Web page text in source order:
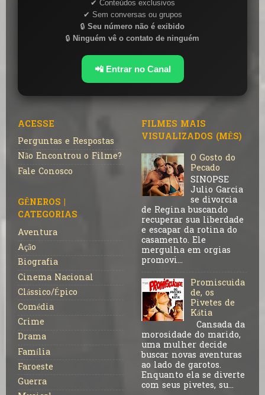
✔ Conteúdos exclusivos
✔ Sem conversas ou grupos
🔒 Seu número não é exibido
🔒 Ninguém vê o contato de ninguém
📲 Entrar no Canal
ACESSE
Perguntas e Respostas
Não Encontrou o Filme?
Fale Conosco
GÊNEROS |
CATEGORIAS
Aventura
Ação
Biografia
Cinema Nacional
Clássico/Épico
Comédia
Crime
Drama
Família
Faroeste
Guerra
FILMES MAIS
VISUALIZADOS (MÊS)
O Gosto do
Pecado
SINOPSE
Julio Garcia
se divorcia
de Regina buscando
recuperar sua liberdade
e escapar da rotina do
casamento. Ele
mergulha em orgias
promovi...
Promiscuida
de, os
Pivetes de
Kátia
Cansada da
morosidade do marido,
uma mulher decide
buscar novas aventuras
ao lado de garotos.
Enquanto ela se diverte
com seus pivetes, su...